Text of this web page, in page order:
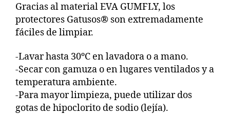
Gracias al material EVA GUMFLY, los
protectores Gatusos® son extremadamente
fáciles de limpiar.
-Lavar hasta 30ºC en lavadora o a mano.
-Secar con gamuza o en lugares ventilados y a
temperatura ambiente.
-Para mayor limpieza, puede utilizar dos
gotas de hipoclorito de sodio (lejía).